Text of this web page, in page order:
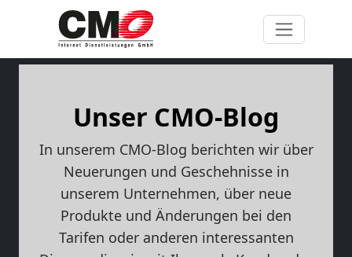
Unser CMO-Blog
In unserem CMO-Blog berichten wir über
Neuerungen und Geschehnisse in
unserem Unternehmen, über neue
Produkte und Änderungen bei den
Tarifen oder anderen interessanten